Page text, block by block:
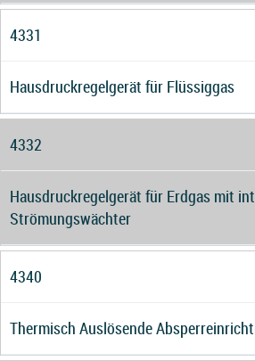
4331
Hausdruckregelgerät für Flüssiggas
4332
Hausdruckregelgerät für Erdgas mit
Strömungswächter
4340
Thermisch Auslösende